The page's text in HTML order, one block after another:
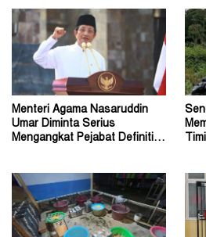
Menteri Agama Nasaruddin
Umar Diminta Serius
Mengangkat Pejabat Definitif